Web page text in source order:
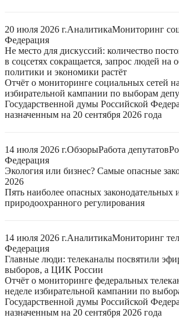
20 июля 2026 г.АналитикаМониторинг
Федерация
Не место для дискуссий: количество
в соцсетях сокращается, запрос людей на
политики и экономики растёт
Отчёт о мониторинге социальных сетей
избирательной кампании по выборам
Государственной думы Российской
назначенным на 20 сентября 2026 года
14 июля 2026 г.ОбзорыРабота депутатов
Федерация
Экология или бизнес? Самые опасные
2026
Пять наиболее опасных законодательных
природоохранного регулирования
14 июля 2026 г.АналитикаМониторинг
Федерация
Главные люди: телеканалы посвятили
выборов, а ЦИК России
Отчёт о мониторинге федеральных
неделе избирательной кампании по
Государственной думы Российской
назначенным на 20 сентября 2026 года